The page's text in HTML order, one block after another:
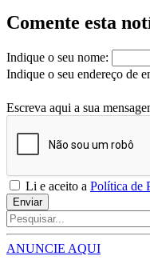
Comente esta
Indique o seu nome:
Indique o seu endereço de
Escreva aqui a sua
Li e aceito a Política de
Enviar
ANUNCIE AQUI